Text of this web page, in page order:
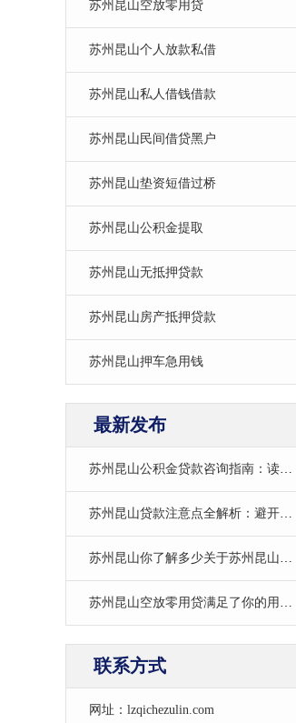
苏州昆山空放零用贷
苏州昆山个人放款私借
苏州昆山私人借钱借款
苏州昆山民间借贷黑户
苏州昆山垫资短借过桥
苏州昆山公积金提取
苏州昆山无抵押贷款
苏州昆山房产抵押贷款
苏州昆山押车急用钱
最新发布
苏州昆山公积金贷款咨询指南：读懂政策，轻松圆购房梦
苏州昆山贷款注意点全解析：避开陷阱，合规借贷更安心
苏州昆山你了解多少关于苏州昆山房产抵押贷款知识
苏州昆山空放零用贷满足了你的用钱需求-苏州昆山空放零用贷电话
联系方式
网址：lzqichezulin.com